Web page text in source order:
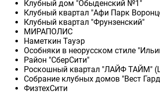
Клубный дом "Обыденский №1"
Клубный квартал "Афи Парк
Клубный квартал "Фрунзенский"
МИРАПОЛИС
Наметкин Тауэр
Особняки в неорусском стиле
Район "СберСити"
Роскошный квартал "ЛАЙФ ТАЙМ"
Собрание клубных домов "Вест
ФизтехСити